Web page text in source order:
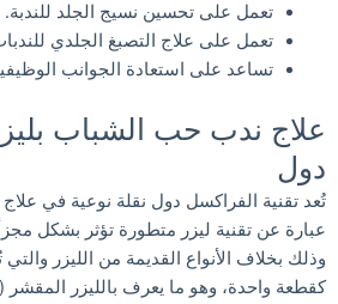
تعمل على تحسين نسيج الجلد للندبة.
تعمل على علاج التصبغ الجلدي
تساعد على استعادة الجوانب
علاج ندب حب الشباب
دول
تُعد تقنية الفراكسل دول نقلة نوعية في
عبارة عن تقنية ليزر متطورة تؤثر بشكل
وذلك بخلاف الأنواع القديمة من الليزر
كقطعة واحدة، وهو ما يعرف بالليزر المقشر (Ablative Laser).